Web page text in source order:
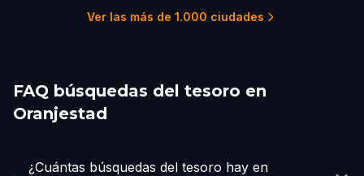
Ver las más de 1.000 ciudades
FAQ búsquedas del tesoro en
Oranjestad
¿Cuántas búsquedas del tesoro hay en